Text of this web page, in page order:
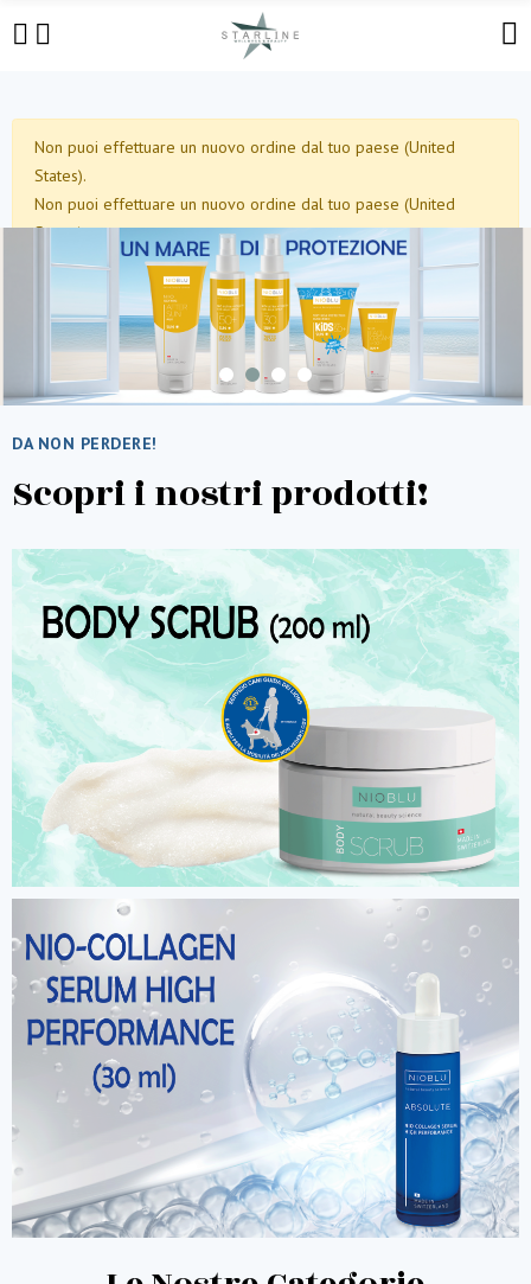
Non puoi effettuare un nuovo ordine dal tuo paese (United
States).
Non puoi effettuare un nuovo ordine dal tuo paese (United
States).
DA NON PERDERE!
Scopri i nostri prodotti!